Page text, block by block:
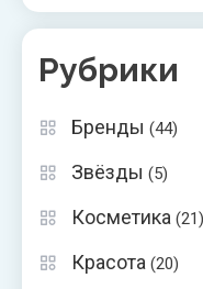
Рубрики
Бренды (44)
Звёзды (5)
Косметика (21)
Красота (20)